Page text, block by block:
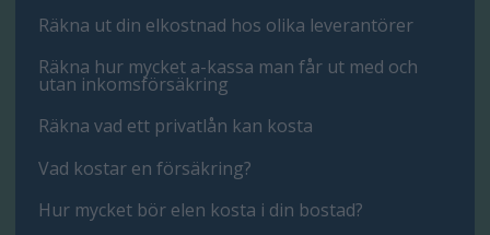
Räkna ut din elkostnad hos olika leverantörer
Räkna hur mycket a-kassa man får ut med och
utan inkomsförsäkring
Räkna vad ett privatlån kan kosta
Vad kostar en försäkring?
Hur mycket bör elen kosta i din bostad?